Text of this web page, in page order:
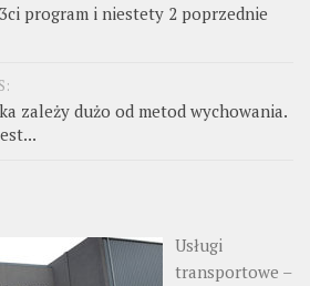
program i niestety 2 poprzednie
zależy dużo od metod wychowania.
Usługi
transportowe –